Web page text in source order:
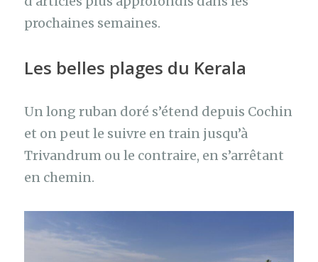
prochaines semaines.
Les belles plages du Kerala
Un long ruban doré s’étend depuis Cochin
et on peut le suivre en train jusqu’à
Trivandrum ou le contraire, en s’arrêtant
en chemin.